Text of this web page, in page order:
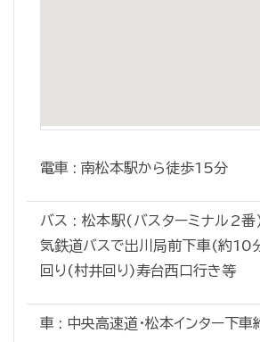
電車 : 南松本駅から徒歩15分
バス : 松本駅(バスターミナル2番
気鉄道バスで出川局前下車(約10
回り(村井回り)寿台西口行き等
車 : 中央高速道・松本インター下